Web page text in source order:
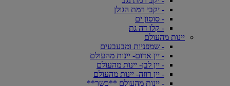
- יקבי רמת הגולן
- סוסון ים
- קלו דה גת
יינות מהעולם
- שמפניות ומבעבעים
- יין אדום- יינות מהעולם
- יין לבן- יינות מהעולם
- יין רוזה- יינות מהעולם
- יינות מהעולם **כשר**